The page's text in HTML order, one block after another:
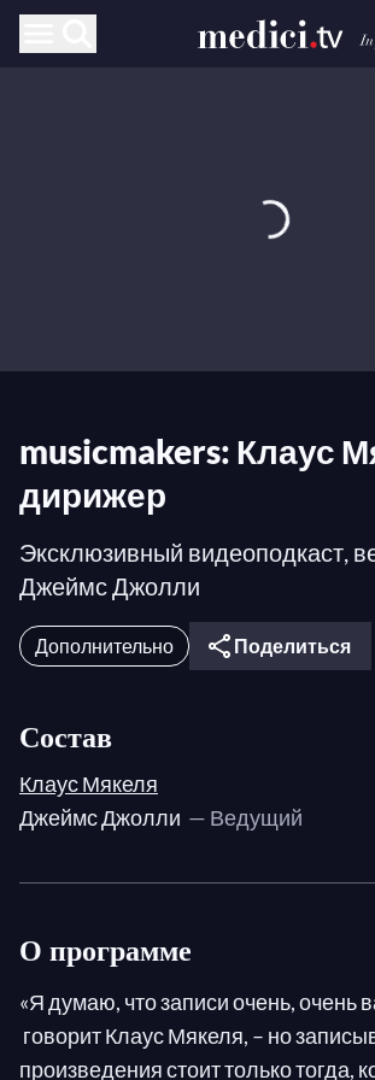
musicmakers: Клаус
дирижер
Эксклюзивный видеоподкаст,
Джеймс Джолли
Дополнительно Поделиться
Состав
Клаус Мякеля
Джеймс Джолли — Ведущий
О программе
«Я думаю, что записи очень, очень
говорит Клаус Мякеля, – но
произведения стоит только тогда,